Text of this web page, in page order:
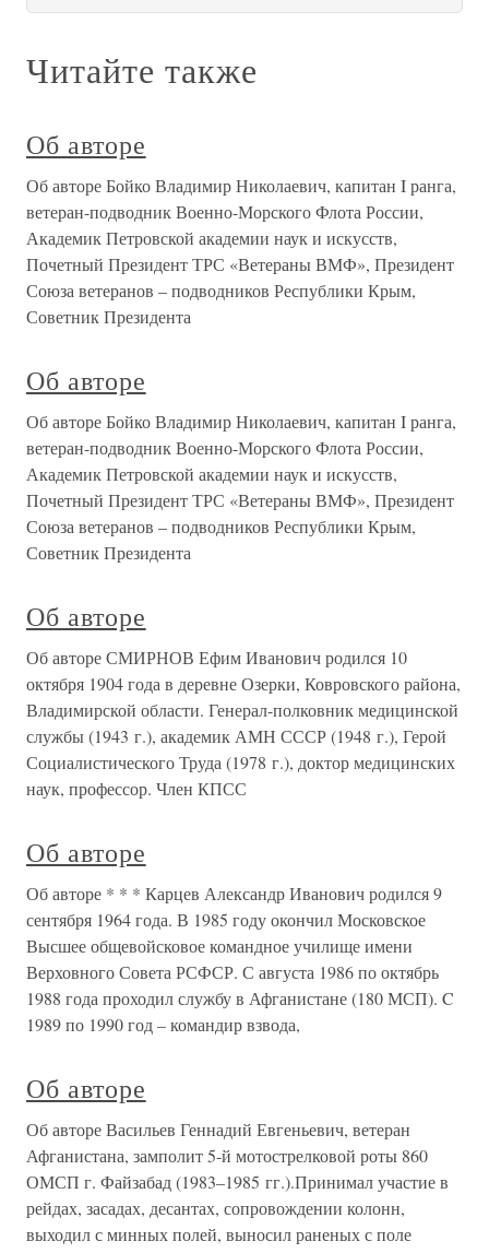
Читайте также
Об авторе
Об авторе Бойко Владимир Николаевич, капитан I ранга,
ветеран-подводник Военно-Морского Флота России,
Академик Петровской академии наук и искусств,
Почетный Президент ТРС «Ветераны ВМФ», Президент
Союза ветеранов – подводников Республики Крым,
Советник Президента
Об авторе
Об авторе Бойко Владимир Николаевич, капитан I ранга,
ветеран-подводник Военно-Морского Флота России,
Академик Петровской академии наук и искусств,
Почетный Президент ТРС «Ветераны ВМФ», Президент
Союза ветеранов – подводников Республики Крым,
Советник Президента
Об авторе
Об авторе СМИРНОВ Ефим Иванович родился 10
октября 1904 года в деревне Озерки, Ковровского района,
Владимирской области. Генерал-полковник медицинской
службы (1943 г.), академик АМН СССР (1948 г.), Герой
Социалистического Труда (1978 г.), доктор медицинских
наук, профессор. Член КПСС
Об авторе
Об авторе * * * Карцев Александр Иванович родился 9
сентября 1964 года. В 1985 году окончил Московское
Высшее общевойсковое командное училище имени
Верховного Совета РСФСР. С августа 1986 по октябрь
1988 года проходил службу в Афганистане (180 МСП). C
1989 по 1990 год – командир взвода,
Об авторе
Об авторе Васильев Геннадий Евгеньевич, ветеран
Афганистана, замполит 5-й мотострелковой роты 860
ОМСП г. Файзабад (1983–1985 гг.).Принимал участие в
рейдах, засадах, десантах, сопровождении колонн,
выходил с минных полей, выносил раненых с поле